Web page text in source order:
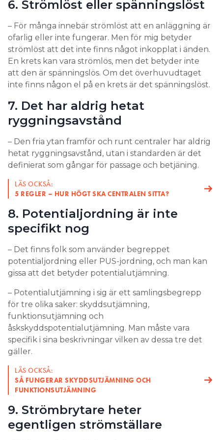
6. Strömlöst eller spänningslöst
– För många innebär strömlöst att en anläggning är
ofarlig eller inte fungerar. Men för mig betyder
strömlöst att det inte finns något inkopplat i änden.
En krets kan vara strömlös, men det betyder inte
att den är spänningslös. Om det överhuvudtaget
inte finns någon el på en krets är det spänningslöst.
7. Det har aldrig hetat
ryggningsavstånd
– Den fria ytan framför och runt centraler har aldrig
hetat ryggningsavstånd, utan i standarden är det
definierat som gångar för passage och betjäning.
LÄS OCKSÅ:
5 REGLER – HUR HÖGT SKA CENTRALEN SITTA?
8. Potentialjordning är inte
specifikt nog
– Det finns folk som använder begreppet
potentialjordning eller PUS-jordning, och man kan
gissa att det betyder potentialutjämning.
– Potentialutjämning i sig är ett samlingsbegrepp
för tre olika saker: skyddsutjämning,
funktionsutjämning och
åskskyddspotentialutjämning. Man måste vara
specifik i sina beskrivningar vilken av dessa tre det
gäller.
LÄS OCKSÅ:
SÅ FUNGERAR SKYDDSUTJÄMNING OCH
FUNKTIONSUTJÄMNING
9. Strömbrytare heter
egentligen strömställare